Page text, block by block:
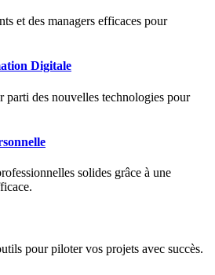
et des managers efficaces pour
Digitale
parti des nouvelles technologies pour
solides grâce à une
pour piloter vos projets avec succès.